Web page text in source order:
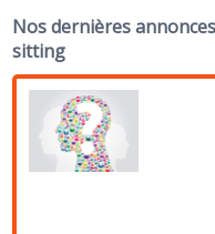
Nos dernières
sitting